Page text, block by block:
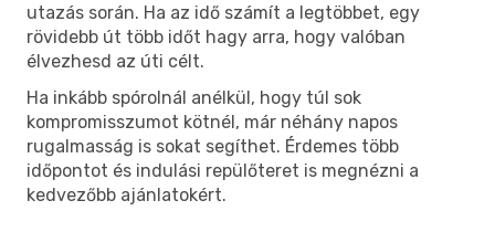
utazás során. Ha az idő számít a legtöbbet, egy
rövidebb út több időt hagy arra, hogy valóban
élvezhesd az úti célt.
Ha inkább spórolnál anélkül, hogy túl sok
kompromisszumot kötnél, már néhány napos
rugalmasság is sokat segíthet. Érdemes több
időpontot és indulási repülőteret is megnézni a
kedvezőbb ajánlatokért.